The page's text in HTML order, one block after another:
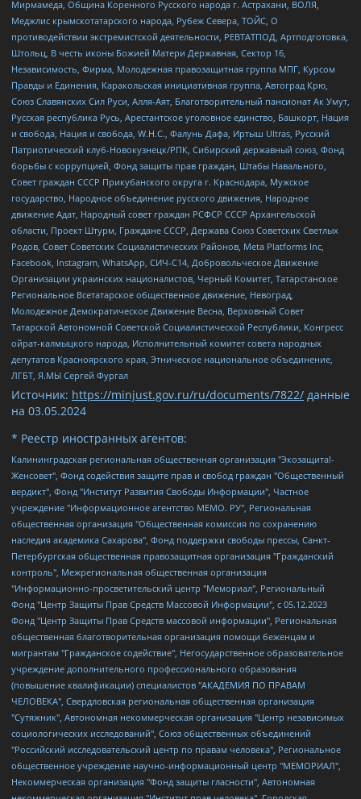
Мирмамеда, Община Коренного Русского народа г. Астрахани, ВОЛЯ,
Меджлис крымскотатарского народа, Рубеж Севера, ТОЙС, О
противодействии экстремистской деятельности, РЕВТАТПОД, Артподготовка,
Штольц, В честь иконы Божией Матери Державная, Сектор 16,
Независимость, Фирма, Молодежная правозащитная группа МПГ, Курсом
Правды и Единения, Каракольская инициативная группа, Автоград Крю,
Союз Славянских Сил Руси, Алля-Аят, Благотворительный пансионат Ак Умут,
Русская республика Русь, Арестантское уголовное единство, Башкорт, Нация
и свобода, Нация и свобода, W.H.С., Фалунь Дафа, Иртыш Ultras, Русский
Патриотический клуб-Новокузнецк/РПК, Сибирский державный союз, Фонд
борьбы с коррупцией, Фонд защиты прав граждан, Штабы Навального,
Совет граждан СССР Прикубанского округа г. Краснодара, Мужское
государство, Народное объединение русского движения, Народное
движение Адат, Народный совет граждан РСФСР СССР Архангельской
области, Проект Штурм, Граждане СССР, Держава Союз Советских Светлых
Родов, Совет Советских Социалистических Районов, Meta Platforms Inc,
Facebook, Instagram, WhatsApp, СИЧ-С14, Добровольческое Движение
Организации украинских националистов, Черный Комитет, Татарстанское
Региональное Всетатарское общественное движение, Невоград,
Молодежное Демократическое Движение Весна, Верховный Совет
Татарской Автономной Советской Социалистической Республики, Конгресс
ойрат-калмыцкого народа, Исполнительный комитет совета народных
депутатов Красноярского края, Этническое национальное объединение,
ЛГБТ, Я.МЫ Сергей Фургал
Источник: https://minjust.gov.ru/ru/documents/7822/ данные
на 03.05.2024
* Реестр иностранных агентов:
Калининградская региональная общественная организация "Экозащита!-Женсовет", Фонд содействия защите прав и свобод граждан "Общественный вердикт", Фонд "Институт Развития Свободы Информации", Частное учреждение "Информационное агентство МЕМО. РУ", Региональная общественная организация "Общественная комиссия по сохранению наследия академика Сахарова", Фонд поддержки свободы прессы, Санкт-Петербургская общественная правозащитная организация "Гражданский контроль", Межрегиональная общественная организация "Информационно-просветительский центр "Мемориал", Региональный Фонд "Центр Защиты Прав Средств Массовой Информации", с 05.12.2023 Фонд "Центр Защиты Прав Средств массовой информации", Региональная общественная благотворительная организация помощи беженцам и мигрантам "Гражданское содействие", Негосударственное образовательное учреждение дополнительного профессионального образования (повышение квалификации) специалистов "АКАДЕМИЯ ПО ПРАВАМ ЧЕЛОВЕКА", Свердловская региональная общественная организация "Сутяжник", Автономная некоммерческая организация "Центр независимых социологических исследований", Союз общественных объединений "Российский исследовательский центр по правам человека", Региональное общественное учреждение научно-информационный центр "МЕМОРИАЛ", Некоммерческая организация "Фонд защиты гласности", Автономная некоммерческая организация "Институт прав человека", Городская общественная организация "Екатеринбургское общество "МЕМОРИАЛ", Городская общественная организация "Рязанское историко-просветительское и правозащитное общество "Мемориал" (Рязанский Мемориал), Челябинский региональный орган общественной самодеятельности – женское общественное объединение "Женщины Евразии", Челябинский региональный орган общественной самодеятельности "Уральская правозащитная группа", Фонд содействия защите здоровья и социальной справедливости имени Андрея Рылькова, Автономная Некоммерческая Организация "Аналитический Центр Юрия Левады", Автономная некоммерческая организация социальной поддержки населения "Проект Апрель", Региональная общественная организация помощи женщинам и детям, находящимся в кризисной ситуации "Информационно-методический центр "Анна", Фонд содействия развитию массовых коммуникаций и правовому просвещению "Так-так-Так", Фонд содействия устойчивому развитию "Серебряная тайга", Свердловский региональный общественный фонд социальных проектов "Новое время", "Idel.Реалии", Кавказ.Реалии, Крым.Реалии, Телеканал Настоящее Время, Татаро-башкирская служба Радио Свобода (Azatliq Radiosi), Радио Свободная Европа/Радио Свобода (PCE/PC), "Сибирь.Реалии", "Фактограф", Благотворительный фонд помощи осужденным и их семьям, Автономная некоммерческая организация "Институт глобализации и социальных движений", Фонд "В защиту прав заключенных", Частное учреждение "Центр поддержки и содействия развитию средств массовой информации", Пензенский региональный общественный благотворительный фонд "Гражданский союз", "Север.Реалии", Некоммерческая организация Фонд "Правовая инициатива", Общество с ограниченной ответственностью "Радио Свободная Европа/Радио Свобода", Чешское информационное агентство "MEDIUM-ORIENT", Красноярская региональная общественная организация "Мы против СПИДа", Камалягин Денис Николаевич, Маркелов Сергей Евгеньевич, Пономарев Лев Александрович, Савицкая Людмила Алексеевна, Автономная некоммерческая организация "Центр по работе с проблемой насилия "НАСИЛИЮ.НЕТ", Межрегиональный профессиональный союз работников здравоохранения "Альянс врачей", Юридическое лицо, зарегистрированное в Латвийской Республике, SIA "Medusa Project" (регистрационный номер 40103797863, дата регистрации 10.06.2014), Некоммерческая организация "Фонд по борьбе с коррупцией", Автономная некоммерческая организация "Институт права и публичной политики", Баданин Роман Сергеевич, Гликин Максим Александрович, Железнова Мария Михайловна, Лукьянова Юлия Сергеевна, Маетная Елизавета Витальевна, Маняхин Петр Борисович, Чуракова Ольга Владимировна, Ярош Юлия Петровна, Юридическое лицо "The Insider SIA", зарегистрированное в Риге, Латвийская Республика (дата регистрации 26.06.2015), являющееся администратором доменного имени интернет-издания "The Insider SIA", https://theins.ru, Постернак Алексей Евгеньевич, Рубин Михаил Аркадьевич, Анин Роман Александрович, Юридическое лицо Istories fonds, зарегистрированное в Латвийской Республике (регистрационный номер 50008295751, дата регистрации 24.02.2020), Великовский Дмитрий Александрович, Долинина Ирина Николаевна, Мароховская Алеся Алексеевна, Шлейнов Роман Юрьевич, Шмагун Олеся Валентиновна, Общество с ограниченной ответственностью "Альтаир 2021", Общество с ограниченной ответственностью "Вега 2021", Общество с ограниченной ответственностью "Главный редактор 2021", Общество с ограниченной ответственностью "Ромашки монолит", Важенков Артем Валерьевич, Ивановская областная общественная организация "Центр гендерных исследований", Гурман Юрий Альбертович, Медиапроект "ОВД-Инфо", Егоров Владимир Владимирович, Жилинский Владимир Александрович, Общество с ограниченной ответственностью "ЗП", Иванова София Юрьевна, Карезина Инна Павловна, Кильтау Екатерина Викторовна, Петров Алексей Викторович, Пискунов Сергей Евгеньевич, Смирнов Сергей Сергеевич, Тихонов Михаил Сергеевич, Общество с ограниченной ответственностью "ЖУРНАЛИСТ-ИНОСТРАННЫЙ АГЕНТ", Арапова Галина Юрьевна, Вольтская Татьяна Анатольевна, Американская компания "Mason G.E.S. Anonymous Foundation" (США), являющаяся владельцем интернет-издания https://mnews.world/, Компания "Stichting Bellingcat", зарегистрированная в Нидерландах (дата регистрации 11.07.2018), Захаров Андрей Вячеславович, Клепиковская Екатерина Дмитриевна, Общество с ограниченной ответственностью "МЕМО", Перл Роман Александрович, Симонов Евгений Алексеевич, Соловьева Елена Анатольевна, Сотников Даниил Владимирович, Сурначева Елизавета Дмитриевна, Автономная некоммерческая организация по защите прав человека и информированию населения "Якутия – Наше Мнение", Общество с ограниченной ответственностью "Москоу диджитал медиа", с 26.01.2023 Общество с ограниченной ответственностью "Чайка Белые сады", Ветошкина Валерия Валерьевна, Заговора Максим Александрович, Межрегиональное общественное движение "Российская ЛГБТ - сеть", Оленичев Максим Владимирович, Павлов Иван Юрьевич, Скворцова Елена Сергеевна, Общество с ограниченной ответственностью "Как бы инагент", Кочетков Игорь Викторович, Общество с ограниченной ответственностью "Честные выборы", Еланчик Олег Александрович, Общество с ограниченной ответственностью "Нобелевский призыв", Гималова Регина Эмилевна, Григорьев Андрей Валерьевич, Григорьева Алина Александровна, Ассоциация по содействию защите прав призывников, альтернативнослужащих и военнослужащих "Правозащитная группа "Гражданин.Армия.Право", Хисамова Регина Фаритовна, Автономная некоммерческая организация по реализации социально-правовых программ "Лилит", Дальневосточное общественное движение "Маяк", Санкт-Петербургская ЛГБТ-инициативная группа "Выход", Инициативная группа ЛГБТ+ "Реверс", Алексеев Андрей Викторович, Бекбулатова Таисия Львовна, Беляев Иван Михайлович, Владыкина Елена Сергеевна, Гельман Марат Александрович, Никульшина Вероника Юрьевна, Толоконникова Надежда Андреевна, Шендерович Виктор Анатольевич, Общество с ограниченной ответственностью "Данное сообщение", Общество с ограниченной ответственностью Издательский дом "Новая глава", Айнбиндер Александра Александровна, Московский комьюнити-центр для ЛГБТ+инициатив, Благотворительный фонд развития филантропии, Deutsche Welle (Германия, Kurt-Schumacher-Strasse 3, 53113 Bonn), Борзунова Мария Михайловна, Воробьев Виктор Викторович, Голубева Анна Львовна, Константинова Алла Михайловна, Малкова Ирина Владимировна, Мурадов Мурад Абдулгалимович, Осетинская Елизавета Николаевна, Понасенков Евгений Николаевич, Ганапольский Матвей Юрьевич, Киселев Евгений Алексеевич, Борухович Ирина Григорьевна, Дремин Иван Тимофеевич, Дубровский Дмитрий Викторович, Красноярская региональная общественная организация поддержки и развития альтернативных образовательных технологий и межкультурных коммуникаций "ИНТЕРРА", Маяковская Екатерина Алексеевна, Фейгин Марк Захарович, Филимонов Андрей Викторович, Дзугкоева Регина Николаевна, Доброхотов Роман Александрович, Дудь Юрий Александрович, Елкин Сергей Владимирович, Кругликов Кирилл Игоревич, Сабунаева Мария Леонидовна, Семенов Алексей Владимирович, Шаинян Карен Багратович, Шульман Екатерина Михайловна, Асафьев Артур Валерьевич, Вахштайн Виктор Семенович, Венедиктов Алексей Алексеевич, Лушникова Екатерина Евгеньевна, Волков Леонид Михайлович, Невзоров Александр Глебович, Пархоменко Сергей Борисович, Сироткин Ярослав Николаевич, Кара-Мурза Владимир Владимирович, Баранова Наталья Владимировна, Гозман Леонид Яковлевич, Кагарлицкий Борис Юльевич, Климарев Михаил Валерьевич, Милов Владимир Станиславович, Автономная некоммерческая организация Краснодарский центр современного искусства "Типография", Моргенштерн Алишер Тагирович, Соболь Любовь Эдуардовна, Общество с ограниченной ответственностью "ЛИЗА НОРМ", Каспаров Гарри Кимович, Ходорковский Михаил Борисович, Общество с ограниченной ответственностью "Апрельские тезисы", Данилович Ирина Брониславовна, Кашин Олег Владимирович, Петров Николай Владимирович, Пивоваров Алексей Владимирович, Соколов Михаил Владимирович, Цветкова Юлия Владимировна, Чичваркин Евгений Александрович, Комитет против пыток/Команда против пыток, Общество с ограниченной ответственностью "Первый научный", Общество с ограниченной ответственностью "Вертолет и ко", Белоцерковская Вероника Борисовна, Кац Максим Евгеньевич, Лазарева Татьяна Юрьевна, Шаведдинов Руслан Табризович, Яшин Илья Валерьевич, Общество с ограниченной ответственностью "Иноагент ААВ", Алешковский Дмитрий Петрович, Альбац Евгения Марковна, Быков Дмитрий Львович, Галямина Юлия Евгеньевна, Лойко Сергей Леонидович, Мартынов Кирилл Константинович, Медведев Сергей Александрович, Крашенинников Федор Геннадиевич, Гордеева Катерина Вл